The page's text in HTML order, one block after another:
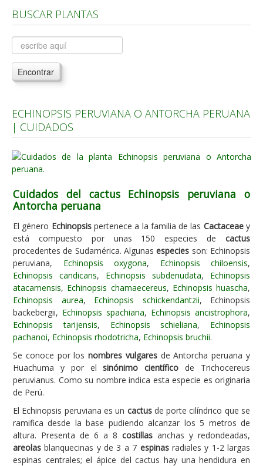
Árboles, Cicas y Palmeras de la G a la Z
Plantas Anuales y Perennes
Plantas Bulbosas y Acuáticas
Plantas de Interior
Plantas Aromáticas y de Huerto
Plantas Carnívoras y Orquídeas
Consejos
Hemisferio Sur
Enfermedades
Animales
Hongos
Carencias
Fotos
Flores y Plantas
Árboles y Palmeras
Arbustos y Trepadoras
Cactus y Suculentas
BUSCAR PLANTAS
Encontrar
ECHINOPSIS PERUVIANA O ANTORCHA PERUANA
| CUIDADOS
Cuidados del cactus Echinopsis peruviana o
Antorcha peruana
El género Echinopsispertenece a la familia de las Cactaceaey
está compuesto por unas 150 especies de cactus
procedentes de Sudamérica. Algunasespecies son: Echinopsis
peruviana, Echinopsis oxygona, Echinopsis chiloensis,
Echinopsis candicans, Echinopsis subdenudata, Echinopsis
atacamensis, Echinopsis chamaecereus, Echinopsis huascha,
Echinopsis aurea, Echinopsis schickendantzii, Echinopsis
backebergii, Echinopsis spachiana, Echinopsis ancistrophora,
Echinopsis tarijensis, Echinopsis schieliana, Echinopsis
pachanoi, Echinopsis rhodotricha, Echinopsis bruchii.
Se conoce por losnombres vulgaresde Antorcha peruana y
Huachuma y por elsinónimo científico de Trichocereus
peruvianus. Como su nombre indica esta especie es originaria
de Perú.
El Echinopsis peruviana es un cactusde porte cilíndrico que se
ramifica desde la base pudiendo alcanzar los 5 metros de
altura. Presenta de 6 a 8 costillas anchas y redondeadas,
areolas blanquecinas y de 3 a 7 espinasradiales y 1-2 largas
espinas centrales; el ápice del cactus hay una hendidura en